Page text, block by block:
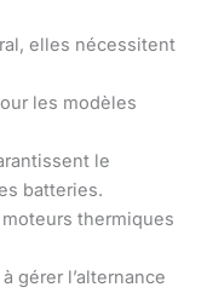
elles nécessitent
les modèles
le
batteries.
thermiques
gérer l’alternance